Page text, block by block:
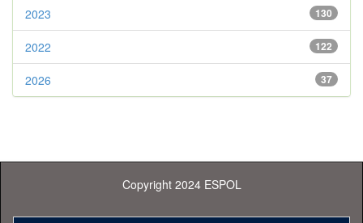
130
2023
122
2022
37
2026
Copyright 2024 ESPOL